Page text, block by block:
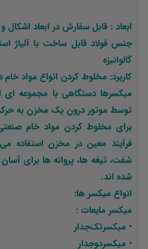
ابعاد : قابل سفارش در ابعاد اشکال
جنس فولاد قابل ساخت با آلیاژ
گالوانیزه
کاربرد: مخلوط کردن انواع مواد
میکسرها دستگاهی با مجموعه ای
توسط موتور درون یک مخزن به
برای مخلوط کردن مواد خام
فرآیند معین در مخزن استفاده
شفت، تیغه ها، پروانه ها برای
شده اند.
انواع میکسر ها:
میکسر مایعات :
• میکسر‌تک‌جدار
• میکسر‌دو‌جدار